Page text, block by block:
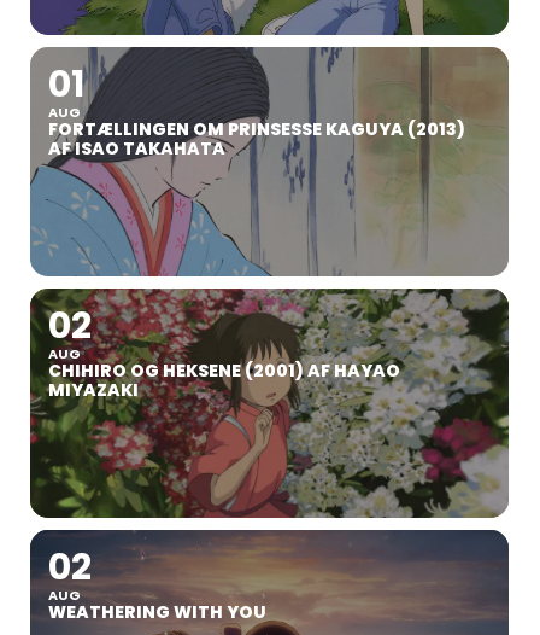
01
AUG
FORTÆLLINGEN OM PRINSESSE KAGUYA (2013)
AF ISAO TAKAHATA
02
AUG
CHIHIRO OG HEKSENE (2001) AF HAYAO
MIYAZAKI
02
AUG
WEATHERING WITH YOU